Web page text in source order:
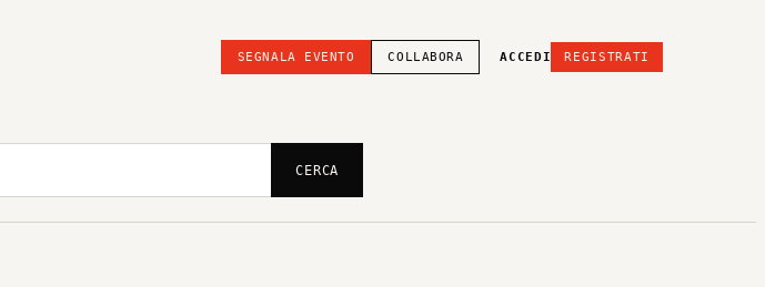
SEGNALA EVENTO COLLABORA ACCEDI REGISTRATI
CERCA